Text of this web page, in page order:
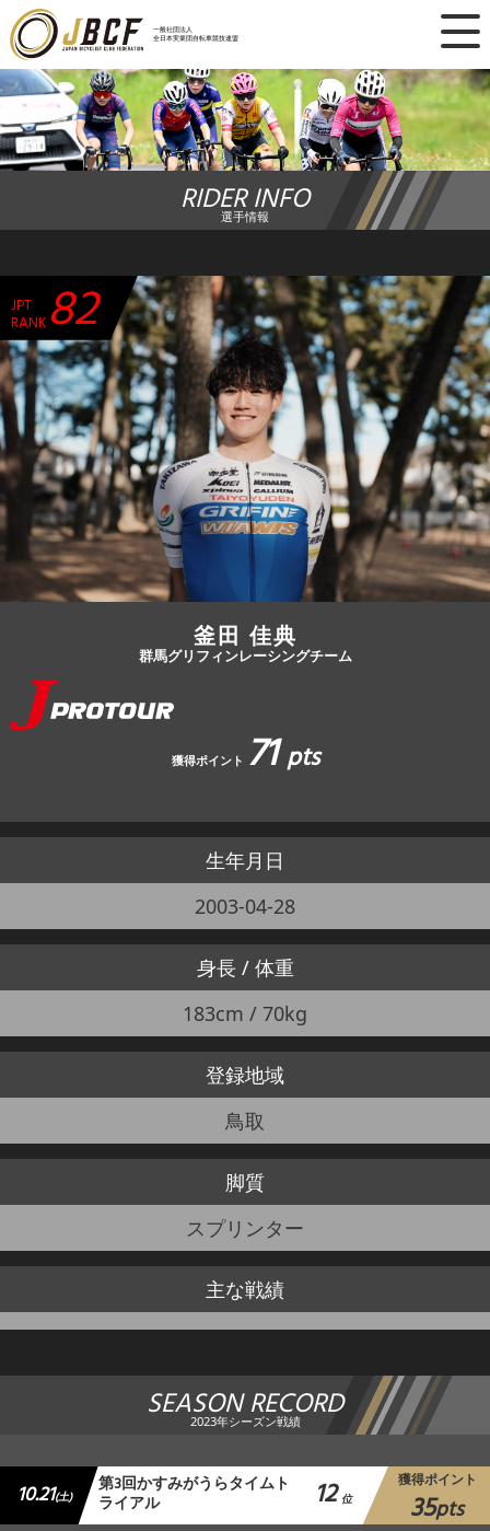
一般社団法人
全日本実業団自転車競技連盟
×
ニュース
レース日程
ランキング
チーム・選手
競技ガイド
加盟・登録
エントリー
JBCF ROAD SERIESとは
RIDER INFO
選手情報
JPT
RANK 82
釜田 佳典
群馬グリフィンレーシングチーム
獲得ポイント 71pts
生年月日
2003-04-28
身長 / 体重
183cm / 70kg
登録地域
鳥取
脚質
スプリンター
主な戦績
SEASON RECORD
2023年シーズン戦績
10.21(土) 第3回かすみがうらタイムト
ライアル 12 位
獲得ポイント
35pts